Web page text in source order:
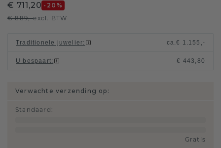
€ 711,20 -20 %
€ 889,-excl. BTW
Traditionele juwelier: ca.€ 1.155,-
U bespaart: € 443,80
Verwachte verzending op:
Standaard :
Gratis